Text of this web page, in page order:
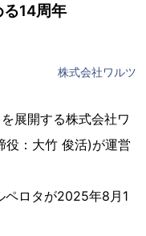
14周年
株式会社ワルツ
展開する株式会社ワ
役：大竹 俊活)が運営
ペロタが2025年8月1